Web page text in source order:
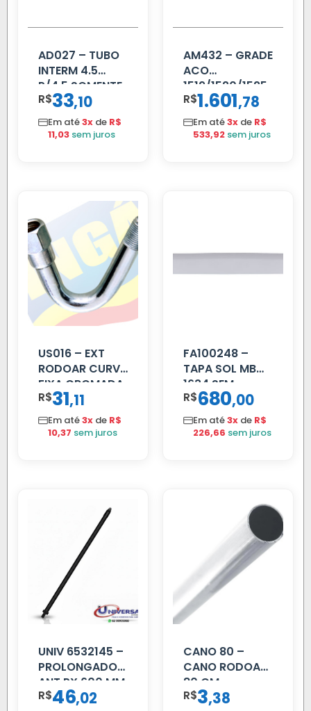
AD027 – TUBO
INTERM 4.5
P/4.5 SOMENTE
PROLONGADOR
R$33,10
Em até3x de R$
11,03 sem juros
AM432 – GRADE
ACO
1519/1520/1525
R$1.601,78
Em até3x de R$
533,92 sem juros
US016 – EXT
RODOAR CURVA
FIXA CROMADA
R$31,11
Em até3x de R$
10,37 sem juros
FA100248 –
TAPA SOL MB
1634 SEM
SUPORTE FIBRA
R$680,00
Em até3x de R$
226,66 sem juros
UNIV 6532145 –
PROLONGADOR
ANT PX 600 MM
FIBRA PRETA
R$46,02
CANO 80 –
CANO RODOAR
80 CM
R$3,38